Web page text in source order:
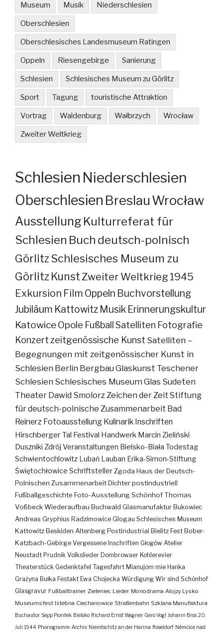
Museum Musik Niederschlesien
Oberschlesien
Oberschlesisches Landesmuseum Ratingen
Oppeln Riesengebirge Sanierung
Schlesien Schlesisches Museum zu Görlitz
Sport Tagung touristische Attraktion
Vortrag Waldenburg Wałbrzych Wrocław
Zweiter Weltkrieg
Schlesien Niederschlesien
Oberschlesien Breslau Wrocław
Ausstellung Kulturreferat für
Schlesien Buch deutsch-polnisch
GörlitzSchlesisches Museum zu
Görlitz KunstZweiter Weltkrieg 1945
Exkursion Film Oppeln Buchvorstellung
Jubiläum Kattowitz Musik Erinnerungskultur
KatowiceOpole FußballSatelliten Fotografie
Konzertzeitgenössische Kunst Satelliten –
Begegnungen mit zeitgenössischer Kunst in
Schlesien Berlin BergbauGlaskunst Teschener
Schlesien Schlesisches MuseumGlas Sudeten
Theater Dawid SmolorzZeichen der Zeit Stiftung
für deutsch-polnische Zusammenarbeit Bad
Reinerz Fotoausstellung Kulinarik Inschriften
Hirschberger Tal Festival Handwerk Marcin Zieliński
Duszniki Zdrój Veranstaltungen Bielsko-Biała Todestag
Schwientochlowitz Lubań Lauban Erika-Simon-Stiftung
Świętochłowice SchriftstellerZgoda Haus der Deutsch-
Polnischen ZusammenarbeitDichterpostindustriell
Fußballgeschichte Foto-AusstellungSchönhofThomas
VoßbeckWiederaufbau Buchwald Glasmanufaktur Bukowiec
Andreas Gryphius Radzimowice Glogau Schlesisches Museum
Kattowitz Beskiden Altenberg Postindustrial Bielitz Fest Bober-
Katzbach-Gebirge Vergessene Inschriften Głogów Atelier
Neustadt Prudnik Volkslieder Dombrowaer Kohlerevier
Theaterstück Gedenktafel Tagesfahrt Mianujom mie Hanka
Grażyna Bułka Festakt Ewa Chojecka Würdigung Wir sind Schönhof
Glasgravur Fußballtrainer Zieleniec Lieder Monodrama Alojzy Lysko
Museumsfest Istebna Ciechanowice Straßenbahn Szklana Manufaktura
Buchautor Sepp Piontek Bielsko Richard Ernst Wagner Gero Vogl Johann Bros 20.
Juli 1944 Phonogramm-Archiv Niemtschitz an der Hanna Roseldorf Némčice nad